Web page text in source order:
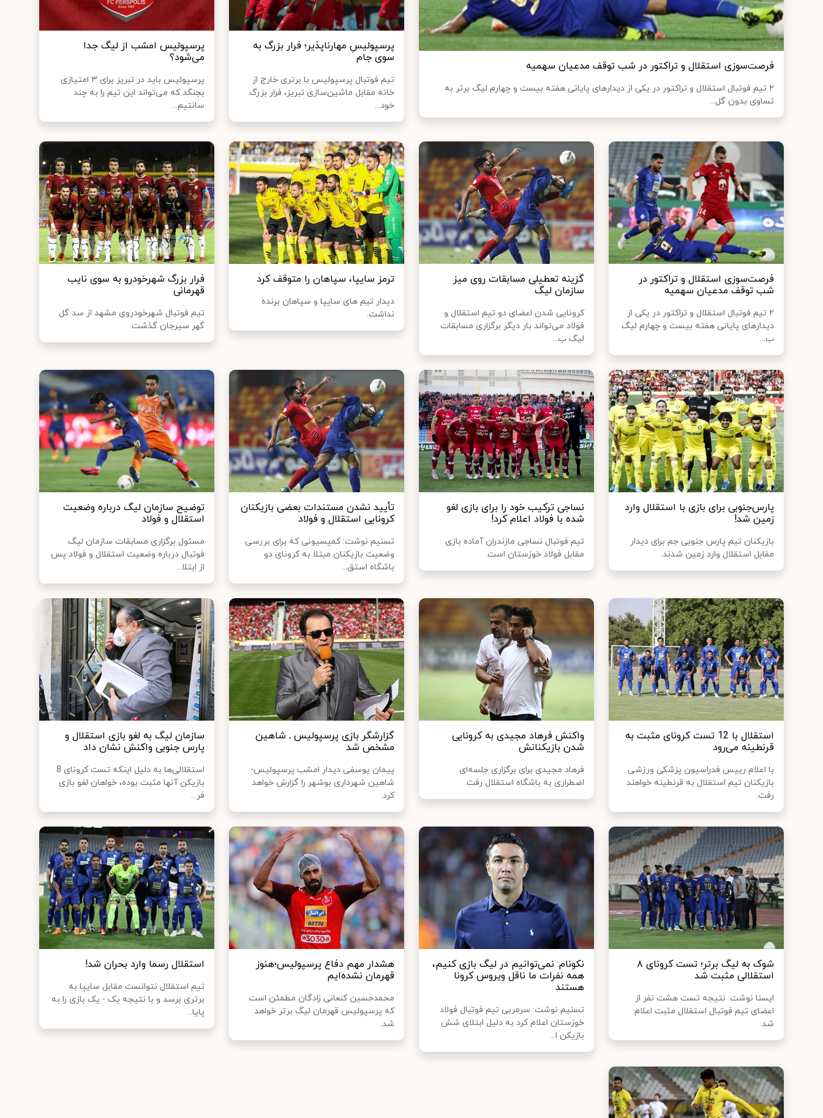
فرصت‌سوزی استقلال و تراکتور در شب توقف مدعیان سهمیه
۲ تیم فوتبال استقلال و تراکتور در یکی از دیدارهای پایانی هفته بیست و چهارم لیگ برتر به
تساوی بدون گل...
پرسپولیسِ مهارناپذیر؛ فرار بزرگ به
سوی جام
تیم فوتبال پرسپولیس با برتری خارج از
خانه مقابل ماشین‌سازی تبریز، فرار بزرگ
خود...
پرسپولیس امشب از لیگ جدا
می‌شود؟
پرسپولیس باید در تبریز برای ۳ امتیازی
بجنگد که می‌تواند این تیم را به چند
سانتیم...
فرصت‌سوزی استقلال و تراکتور در
شب توقف مدعیان سهمیه
۲ تیم فوتبال استقلال و تراکتور در یکی از
دیدارهای پایانی هفته بیست و چهارم لیگ
ب...
گزینه تعطیلی مسابقات روی میز
سازمان لیگ
کرونایی شدن اعضای دو تیم استقلال و
فولاد می‌تواند بار دیگر برگزاری مسابقات
لیگ ب...
ترمز سایپا، سپاهان را متوقف کرد
دیدار تیم های سایپا و سپاهان برنده
نداشت.
فرار بزرگ شهرخودرو به سوی نایب
قهرمانی
تیم فوتبال شهرخودروی مشهد از سد گل
گهر سیرجان گذشت.
پارس‌جنوبی برای بازی با استقلال وارد
زمین شد!
بازیکنان تیم پارس جنوبی جم برای دیدار
مقابل استقلال وارد زمین شدند.
نساجی ترکیب خود را برای بازی لغو
شده با فولاد اعلام کرد!
تیم فوتبال نساجی مازندران آماده بازی
مقابل فولاد خوزستان است.
تأیید نشدن مستندات بعضی بازیکنان
کرونایی استقلال و فولاد
تسنیم نوشت: کمیسیونی که برای بررسی
وضعیت بازیکنان مبتلا به کرونای دو
باشگاه استق...
توضیح سازمان لیگ درباره وضعیت
استقلال و فولاد
مسئول برگزاری مسابقات سازمان لیگ
فوتبال درباره وضعیت استقلال و فولاد پس
از ابتلا...
استقلال با 12 تست کرونای مثبت به
قرنطینه می‌رود
با اعلام رییس فدراسیون پزشکی ورزشی
بازیکنان تیم استقلال به قرنطینه خواهند
رفت.
واکنش فرهاد مجیدی به کرونایی
شدن بازیکنانش
فرهاد مجیدی برای برگزاری جلسه‌ای
اضطراری به باشگاه استقلال رفت.
گزارشگر بازی پرسپولیس ـ شاهین
مشخص شد
پیمان یوسفی دیدار امشب پرسپولیس-
شاهین شهرداری بوشهر را گزارش خواهد
کرد.
سازمان لیگ به لغو بازی استقلال و
پارس جنوبی واکنش نشان داد
استقلالی‌ها به دلیل اینکه تست کرونای 8
بازیکن آنها مثبت بوده، خواهان لغو بازی
فر...
شوک به لیگ برتر؛ تست کرونای ۸
استقلالی مثبت شد
ایسنا نوشت: نتیجه تست هشت نفر از
اعضای تیم فوتبال استقلال مثبت اعلام
شد.
نکونام: نمی‌توانیم در لیگ بازی کنیم،
همه نفرات ما ناقل ویروس کرونا
هستند
تسنیم نوشت: سرمربی تیم فوتبال فولاد
خوزستان اعلام کرد به دلیل ابتلای شش
بازیکن ا...
هشدار مهم دفاع پرسپولیس؛هنوز
قهرمان نشده‌ایم
محمدحسین کنعانی زادگان مطمئن است
که پرسپولیس قهرمان لیگ برتر خواهد
شد.
استقلال رسما وارد بحران شد!
تیم استقلال نتوانست مقابل سایپا به
برتری برسد و با نتیجه یک - یک بازی را به
پایا...